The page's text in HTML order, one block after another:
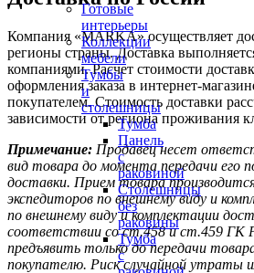
Готовые
интерьеры
Коллекции
мебели
Тумбы
и
столешницы
Тумба
Панель
с
раковиной
Столешницы
без
раковины
Тумба
с
Компания «MARKA» осуществляет
регионы страны. Доставка
компаниями. Расчет стоимости
оформления заказа в интернет-
покупателем. Стоимость доставки
зависимости от региона проживания
Примечание: Продавец несет
вид товара до момента передачи его
доставки. Прием товара
экспедиторов по внешнему виду и
по внешнему виду и комплектации
соответствии со ст.458 и ст.459 ГК
предъявить только до передачи
покупателю. Риск случайной утраты